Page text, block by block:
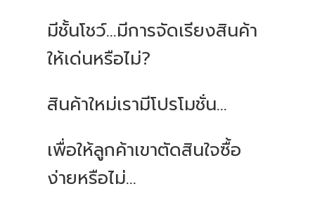
มีชั้นโชว์...มีการจัดเรียงสินค้า
ให้เด่นหรือไม่?
สินค้าใหม่เรามีโปรโมชั่น...
เพื่อให้ลูกค้าเขาตัดสินใจซื้อ
ง่ายหรือไม่...